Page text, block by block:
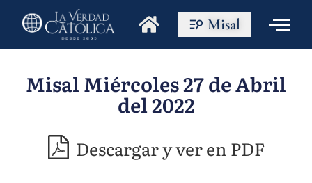
Misal
Misal Miércoles 27 de Abril
del 2022
Descargar y ver en PDF